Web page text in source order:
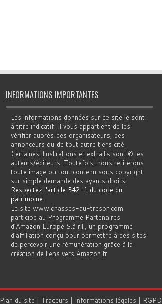
INFORMATIONS IMPORTANTES
Les informations données sur ce site le sont
à titre indicatif. Il vous appartient de les
vérifier auprès des organisateurs, des
annonceurs ou de tout autre tiers cité.
Certaines illustrations et extraits sont © les
auteurs/éditeurs. Toutefois, nous retirerons
toute image ou tout contenu sous copyright
sur simple demande des ayants droits.
Respectez l'article 542-1 du code du
patrimoine.
Le site www.chasses-au-tresor.com
participe au Programme Partenaires
d’Amazon Europe S.à r.l., un programme
d’affiliation conçu pour permettre à des sites
de percevoir une rémunération grâce à la
création de liens vers Amazon.fr
Plan du site | Traceurs | Informations légales | RGPD